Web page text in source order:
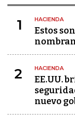
1 HACIENDA
Estos
2 HACIENDA
EE.UU.
nuevo